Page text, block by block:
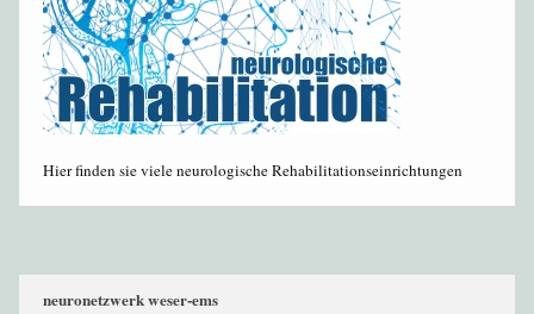
Hier finden sie viele neurologische Rehabilitationseinrichtungen
neuronetzwerk weser-ems